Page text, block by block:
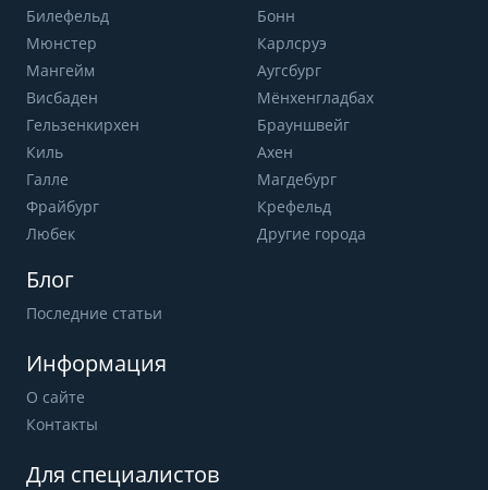
Билефельд
Бонн
Мюнстер
Карлсруэ
Мангейм
Аугсбург
Висбаден
Мёнхенгладбах
Гельзенкирхен
Брауншвейг
Киль
Ахен
Галле
Магдебург
Фрайбург
Крефельд
Любек
Другие города
Блог
Последние статьи
Информация
О сайте
Контакты
Для специалистов